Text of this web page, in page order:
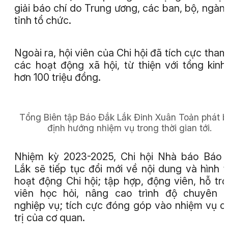
giải báo chí do Trung ương, các ban, bộ,
tỉnh tổ chức.
Ngoài ra, hội viên của Chi hội đã tích cực
các hoạt động xã hội, từ thiện với tổng
hơn 100 triệu đồng.
Tổng Biên tập Báo Đắk Lắk Đinh Xuân Toản phát
định hướng nhiệm vụ trong thời gian tới.
Nhiệm kỳ 2023-2025, Chi hội Nhà báo Báo
Lắk sẽ tiếp tục đổi mới về nội dung và hình
hoạt động Chi hội; tập hợp, động viên, hỗ
viên học hỏi, nâng cao trình độ chuyên
nghiệp vụ; tích cực đóng góp vào nhiệm vụ
trị của cơ quan.